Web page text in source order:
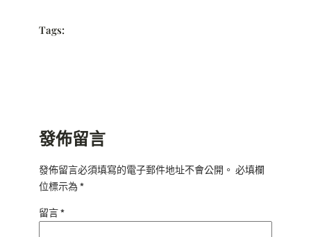
Tags:
發佈留言
發佈留言必須填寫的電子郵件地址不會公開。 必填欄
位標示為*
留言*